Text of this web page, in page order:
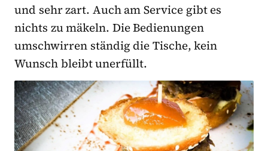
und sehr zart. Auch am Service gibt es
nichts zu mäkeln. Die Bedienungen
umschwirren ständig die Tische, kein
Wunsch bleibt unerfüllt.